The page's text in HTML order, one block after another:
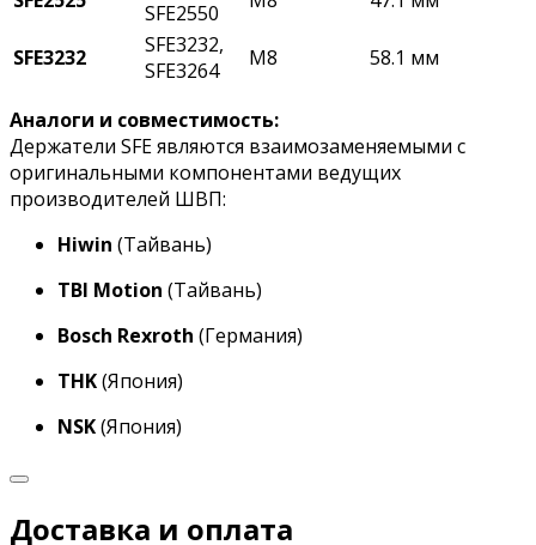
SFE2550
SFE3232
SFE3232,
SFE3264
M8 58.1 мм
Аналоги и совместимость:
Держатели SFE являются взаимозаменяемыми с
оригинальными компонентами ведущих
производителей ШВП:
Hiwin (Тайвань)
TBI Motion (Тайвань)
Bosch Rexroth (Германия)
THK(Япония)
NSK(Япония)
Доставка и оплата